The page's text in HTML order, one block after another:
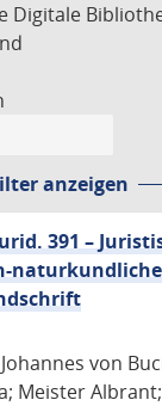
Digitale
anzeigen
391 –
naturkundliche
von
Meister